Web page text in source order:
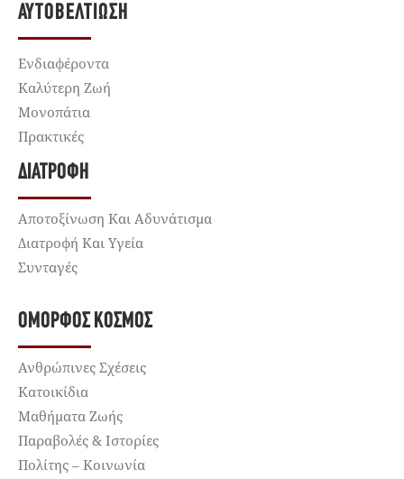
ΑΥΤΟΒΕΛΤΊΩΣΗ
Ενδιαφέροντα
Καλύτερη Ζωή
Μονοπάτια
Πρακτικές
ΔΙΑΤΡΟΦΉ
Αποτοξίνωση Και Αδυνάτισμα
Διατροφή Και Υγεία
Συνταγές
ΌΜΟΡΦΟΣ ΚΌΣΜΟΣ
Ανθρώπινες Σχέσεις
Κατοικίδια
Μαθήματα Ζωής
Παραβολές & Ιστορίες
Πολίτης – Κοινωνία